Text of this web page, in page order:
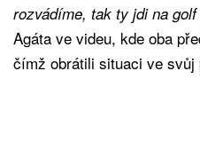
rozvádíme, tak ty jdi na
Agáta ve videu, kde oba
čímž obrátili situaci ve svůj